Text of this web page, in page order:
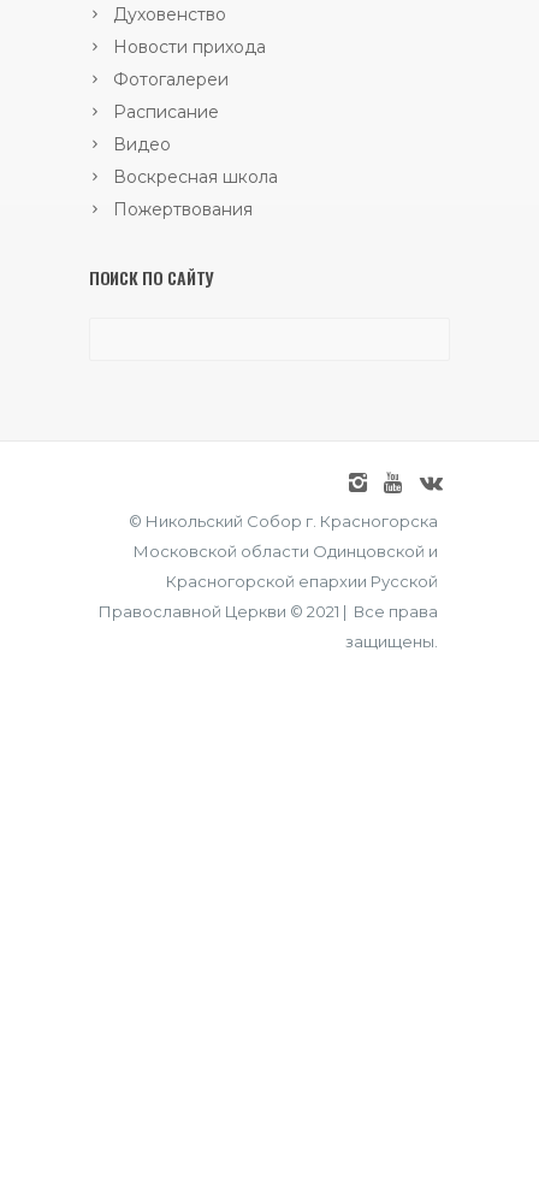
Духовенство
Новости прихода
Фотогалереи
Расписание
Видео
Воскресная школа
Пожертвования
ПОИСК ПО САЙТУ
© Никольский Собор г. Красногорска
Московской области Одинцовской и
Красногорской епархии Русской
Православной Церкви © 2021 | Все права
защищены.